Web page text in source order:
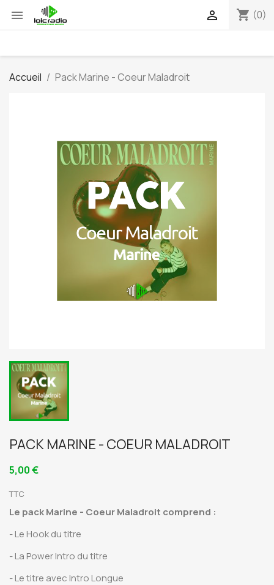
 shopping_cart (0)

Accueil Pack Marine - Coeur Maladroit
PACK MARINE - COEUR MALADROIT
5,00 €
TTC
Le pack Marine - Coeur Maladroit comprend :
- Le Hook du titre
- La Power Intro du titre
- Le titre avec Intro Longue